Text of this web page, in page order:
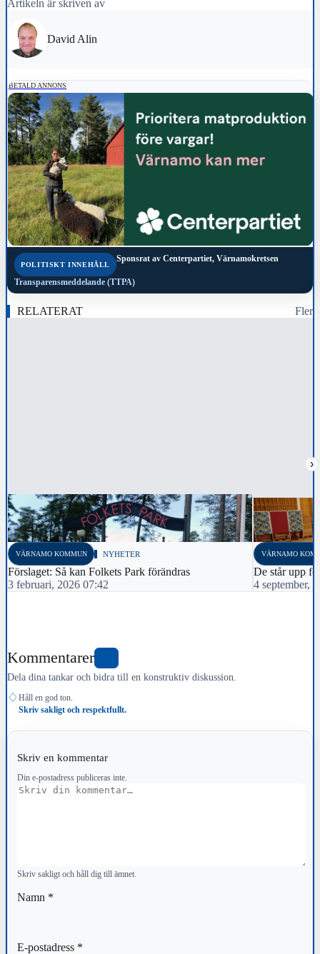
Artikeln är skriven av
David Alin
BETALD ANNONS
POLITISKT INNEHÅLL
Sponsrat av Centerpartiet, Värnamokretsen
Transparensmeddelande (TTPA)
RELATERAT Fler
›
VÄRNAMO KOMMUN NYHETER
Förslaget: Så kan Folkets Park förändras
3 februari, 2026 07:42
VÄRNAMO
De står upp
4 september,
Kommentarer
Dela dina tankar och bidra till en konstruktiv diskussion.
♢ Håll en god ton.
Skriv sakligt och respektfullt.
Skriv en kommentar
Din e-postadress publiceras inte.
Kommentar
Skriv sakligt och håll dig till ämnet.
Namn *
E-postadress *